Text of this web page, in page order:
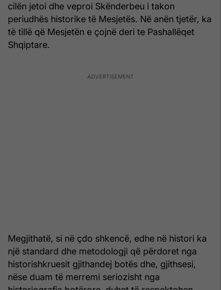
cilën jetoi dhe veproi Skënderbeu i takon
periudhës historike të Mesjetës. Në anën tjetër, ka
të tillë që Mesjetën e çojnë deri te Pashallëqet
Shqiptare.
Megjithatë, si në çdo shkencë, edhe në histori ka
një standard dhe metodologji që përdoret nga
historishkruesit gjithandej botës dhe, gjithsesi,
nëse duam të merremi seriozisht nga